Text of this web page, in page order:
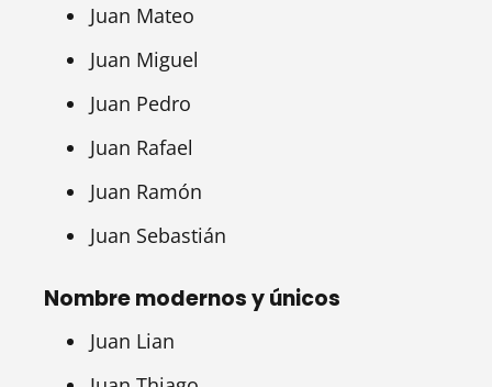
Juan Mateo
Juan Miguel
Juan Pedro
Juan Rafael
Juan Ramón
Juan Sebastián
Nombre modernos y únicos
Juan Lian